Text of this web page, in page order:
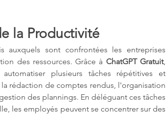
la Productivité
auxquels sont confrontées les entreprises
des ressources. Grâce à ChatGPT Gratuit,
plusieurs tâches répétitives et
rédaction de comptes rendus, l'organisation
des plannings. En déléguant ces tâches
les employés peuvent se concentrer sur des